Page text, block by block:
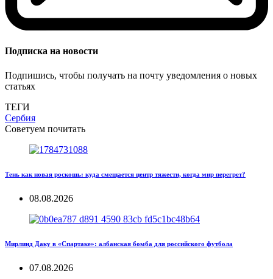
Подписка на новости
Подпишись, чтобы получать на почту уведомления о новых
статьях
ТЕГИ
Сербия
Советуем почитать
Тень как новая роскошь: куда смещается центр тяжести, когда мир перегрет?
08.08.2026
Мирлинд Даку в «Спартаке»: албанская бомба для российского футбола
07.08.2026